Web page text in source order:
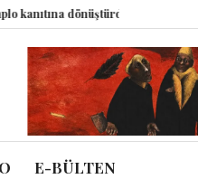
Dünyadaki Bütün
E-BÜLTEN